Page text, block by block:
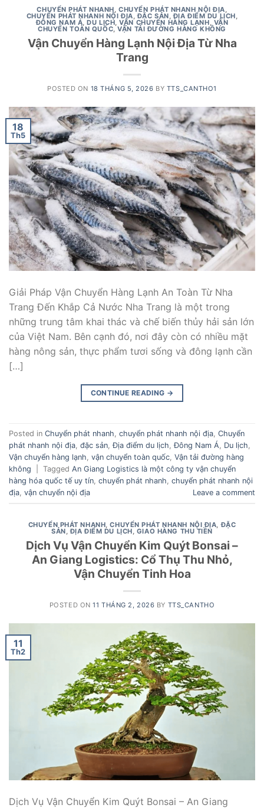
CHUYỂN PHÁT NHANH,CHUYỂN PHÁT NHANH NỘI ĐỊA,
CHUYỂN PHÁT NHANH NỘI ĐỊA,ĐẶC SẢN,ĐỊA ĐIỂM DU LỊCH,
ĐÔNG NAM Á,DU LỊCH,VẬN CHUYỂN HÀNG LẠNH, VẬN
CHUYỂN TOÀN QUỐC,VẬN TẢI ĐƯỜNG HÀNG KHÔNG
Vận Chuyển Hàng Lạnh Nội Địa Từ Nha
Trang
POSTED ON 18 THÁNG 5, 2026 BY TTS_CANTHO1
18
Th5
Giải Pháp Vận Chuyển Hàng Lạnh An Toàn Từ Nha
Trang Đến Khắp Cả Nước Nha Trang là một trong
những trung tâm khai thác và chế biến thủy hải sản lớn
của Việt Nam. Bên cạnh đó, nơi đây còn có nhiều mặt
hàng nông sản, thực phẩm tươi sống và đông lạnh cần
[…]
CONTINUE READING →
Posted in Chuyển phát nhanh chuyển phát nhanh nội địa Chuyển
phát nhanh nội địa đặc sản ,Địa điểm du lịch ,Đông Nam Á Du lịch
Vận chuyển hàng lạnh vận chuyển toàn quốc Vận tải đường hàng
không
Tagged An Giang Logistics là một công ty vận chuyển
hàng hóa quốc tế uy tín chuyển phát nhanh chuyển phát nhanh nội
địa vận chuyển nội địa Leave a comment
CHUYỂN PHÁT NHANH,CHUYỂN PHÁT NHANH NỘI ĐỊA,ĐẶC
SẢN,ĐỊA ĐIỂM DU LỊCH, GIAO HÀNG THU TIỀN
Dịch Vụ Vận Chuyển Kim Quýt Bonsai –
An Giang Logistics: Cổ Thụ Thu Nhỏ,
Vận Chuyển Tinh Hoa
POSTED ON11 THÁNG 2, 2026 BY TTS_CANTHO
11
Th2
Dịch Vụ Vận Chuyển Kim Quýt Bonsai – An Giang